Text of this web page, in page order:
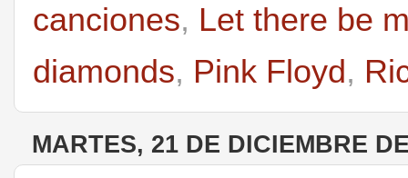
canciones, Let there be
diamonds, Pink Floyd,
MARTES, 21 DE DICIEMBRE